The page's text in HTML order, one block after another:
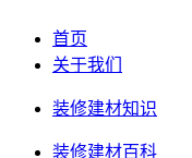
首页
关于我们
装修建材知识
装修建材百科